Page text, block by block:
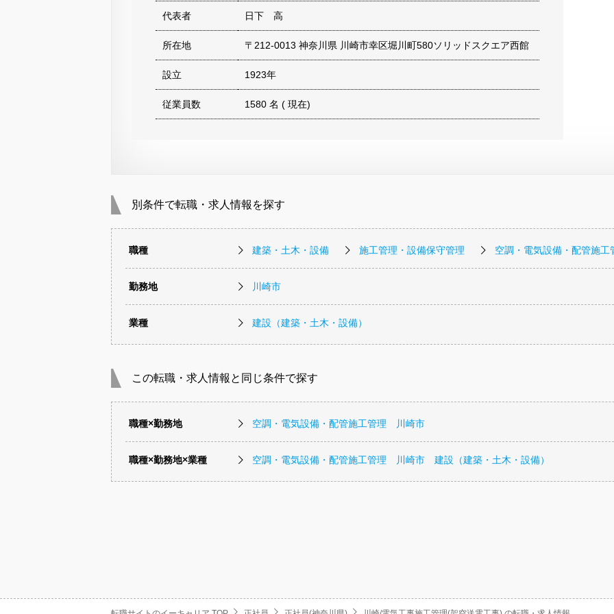
代表者 日下 高
所在地 〒212-0013 神奈川県 川崎市幸区堀川町580ソリッドスクエア西館
設立 1923年
従業員数 1580 名 ( 現在)
別条件で転職・求人情報を探す
職種 建築・土木・設備 施工管理・設備保守管理 空調・電気設備・配管施工
勤務地 川崎市
業種 建設（建築・土木・設備）
この転職・求人情報と同じ条件で探す
職種×勤務地 空調・電気設備・配管施工管理 川崎市
職種×勤務地×業種 空調・電気設備・配管施工管理 川崎市 建設（建築・土木・設備）